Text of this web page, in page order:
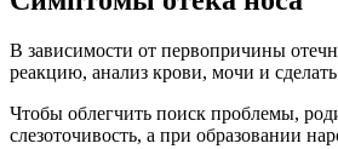
В зависимости от первопричины
реакцию, анализ крови, мочи и
Чтобы облегчить поиск проблемы,
слезоточивость, а при образовании